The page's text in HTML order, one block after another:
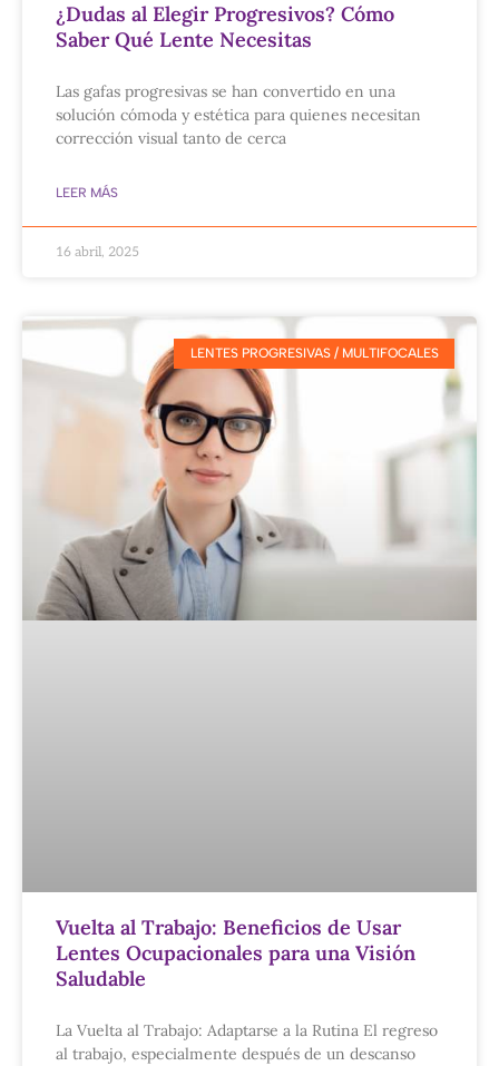
¿Dudas al Elegir Progresivos? Cómo
Saber Qué Lente Necesitas
Las gafas progresivas se han convertido en una
solución cómoda y estética para quienes necesitan
corrección visual tanto de cerca
LEER MÁS
16 abril, 2025
LENTES PROGRESIVAS / MULTIFOCALES
Vuelta al Trabajo: Beneficios de Usar
Lentes Ocupacionales para una Visión
Saludable
La Vuelta al Trabajo: Adaptarse a la Rutina El regreso
al trabajo, especialmente después de un descanso